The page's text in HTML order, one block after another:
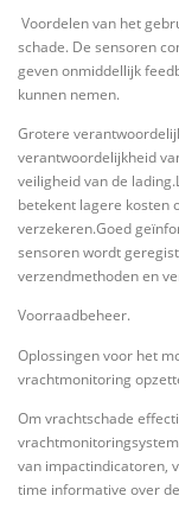
Voordelen van het
schade. De sensoren
geven onmiddellijk
kunnen nemen.
Grotere
verantwoordelijkheid
veiligheid van de
betekent lagere kosten
verzekeren.Goed
sensoren wordt
verzendmethoden en
Voorraadbeheer.
Oplossingen voor het
vrachtmonitoring
Om vrachtschade
van impactindicatoren,
time informative over